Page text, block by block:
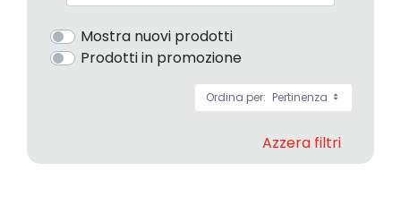
Mostra nuovi prodotti
Prodotti in promozione
Ordina per: Pertinenza
Azzera filtri